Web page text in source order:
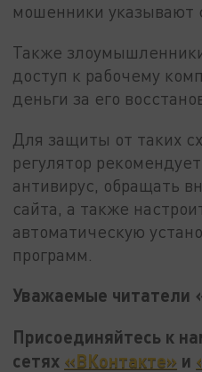
мошенники укaзывают
Также
доступ к рабочему
деньги за его
Для защиты от таких
регулятор
антивирус, обращать
сайта, а также
автоматическую
программ.
Уважаемые читатели
Присоединяйтесь к
сетях «ВКонтакте» и